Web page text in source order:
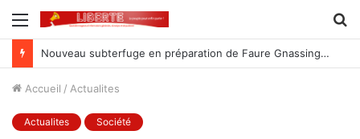
Menu
Nouveau subterfuge en préparation de Faure Gnassingbé pour ne jamais partir ; les Togolais disent non et sont vent debout
Accueil / Actualites
Actualites Société